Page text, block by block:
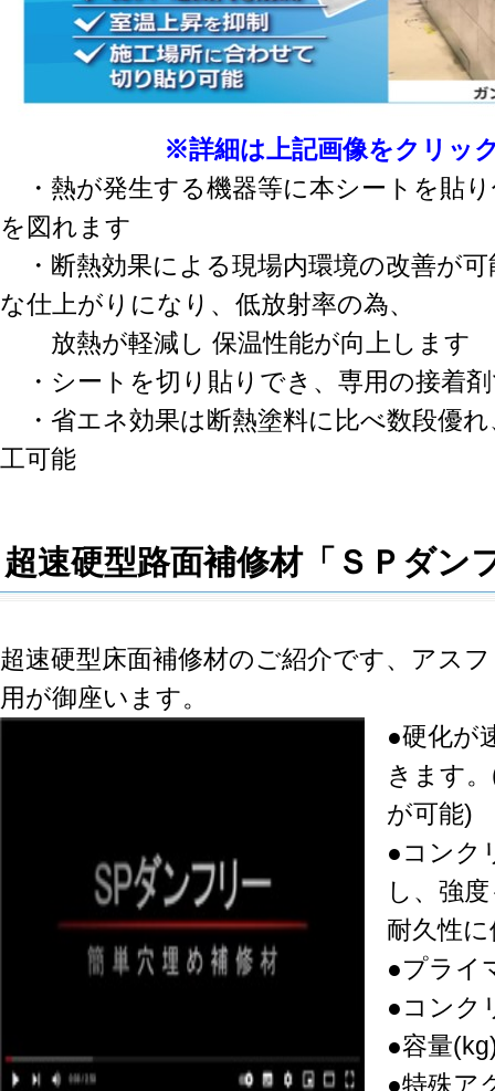
※詳細は上記画像をクリッ
・熱が発生する機器等に本シートを貼
を図れます
・断熱効果による現場内環境の改善が
な仕上がりになり、低放射率の為、
放熱が軽減し 保温性能が向上します
・シートを切り貼りでき、専用の接着
・省エネ効果は断熱塗料に比べ数段優
工可能
超速硬型路面補修材「ＳＰダン
超速硬型床面補修材のご紹介です、アス
用が御座います。
●硬化が
きます
が可能)
●コンク
し、強
耐久性
●プライ
●コンク
●容量
●特殊ア